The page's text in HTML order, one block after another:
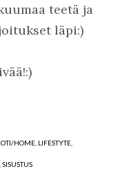
teetä ja
läpi:)
HOME, LIFESTYTE,
SISUSTUS